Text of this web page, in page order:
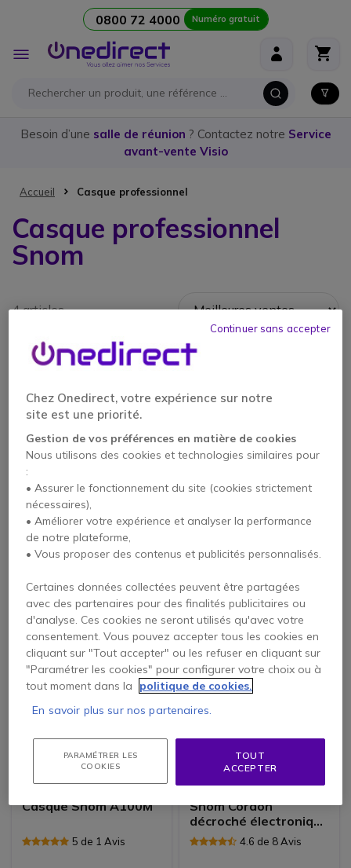
0800 72 4000 Numéro gratuit
Affichage
navigation
Besoin d’une salle de réunion ? Contactez notre Service
avant-vente Visio
Accueil Casque professionnel
Casque professionnel
Snom
4 articles
SNOM - A190
147,95 €
113,95 € HT -23%
Casque Snom A100D
71,45 €
62,95 € HT -12%
Casque Snom A100M
5 de 1 Avis
Snom Cordon
décroché électronique
| Accessoires4.6 de 8 Avis
Chez Onedirect, votre expérience sur notre
site est une priorité.
Gestion de vos préférences en matière de cookies
Nous utilisons des cookies et technologies similaires pour
:
• Assurer le fonctionnement du site (cookies strictement
nécessaires),
• Améliorer votre expérience et analyser la performance
de notre plateforme,
• Vous proposer des contenus et publicités personnalisés.
Certaines données collectées peuvent être partagées
avec des partenaires pour des finalités publicitaires ou
d'analyse. Ces cookies ne seront utilisés qu'avec votre
consentement. Vous pouvez accepter tous les cookies en
cliquant sur "Tout accepter" ou les refuser en cliquant sur
"Paramétrer les cookies" pour configurer votre choix ou à
tout moment dans la
politique de cookies.
En savoir plus sur nos partenaires.
PARAMÉTRER LES
COOKIES
TOUT
ACCEPTER
Continuer sans accepter